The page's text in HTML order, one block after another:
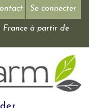
Se connecter
France à partir de